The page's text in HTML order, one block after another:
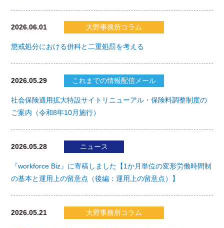
2026.06.01 大野事務所コラム
懲戒処分における併科と二重処罰を考える
2026.05.29 これまでの情報配信メール
社会保険適用拡大特設サイトリニューアル・保険料調整制度の
ご案内（令和8年10月施行）
2026.05.28 ニュース
『workforce Biz』に寄稿しました【1か月単位の変形労働時間制
の基本と運用上の留意点（後編：運用上の留意点）】
2026.05.21 大野事務所コラム